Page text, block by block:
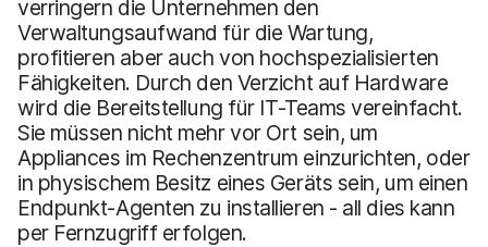
verringern die Unternehmen den
Verwaltungsaufwand für die Wartung,
profitieren aber auch von hochspezialisierten
Fähigkeiten. Durch den Verzicht auf Hardware
wird die Bereitstellung für IT-Teams vereinfacht.
Sie müssen nicht mehr vor Ort sein, um
Appliances im Rechenzentrum einzurichten, oder
in physischem Besitz eines Geräts sein, um einen
Endpunkt-Agenten zu installieren - all dies kann
per Fernzugriff erfolgen.